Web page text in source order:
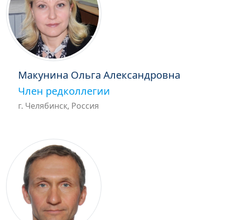
Макунина Ольга Александровна
Член редколлегии
г. Челябинск, Россия